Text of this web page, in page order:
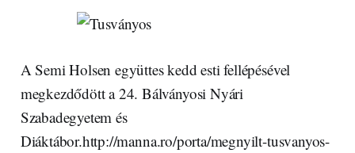
A Semi Holsen együttes kedd esti fellépésével
megkezdődött a 24. Bálványosi Nyári
Szabadegyetem és
Diáktábor.http://manna.ro/porta/megnyilt-tusvanyos-